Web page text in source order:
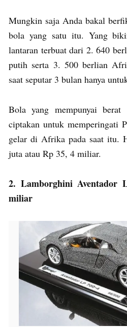
Mungkin saja Anda bakal
bola yang satu itu. Yang
lantaran terbuat dari 2. 640
putih serta 3. 500 berlian
saat seputar 3 bulan hanya
Bola yang mempunyai
ciptakan untuk memperingati
gelar di Afrika pada saat itu.
juta atau Rp 35, 4 miliar.
2. Lamborghini Aventador
miliar